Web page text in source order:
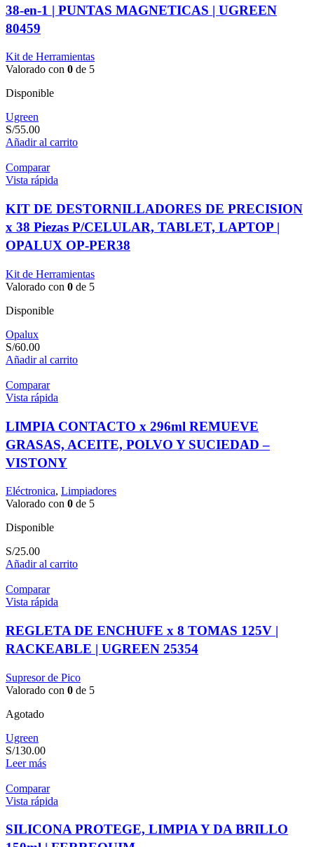
38-en-1 | PUNTAS MAGNETICAS | UGREEN
80459
Kit de Herramientas
Valorado con 0 de 5
Disponible
Ugreen
S/55.00
Añadir al carrito
Comparar
Vista rápida
KIT DE DESTORNILLADORES DE PRECISION
x 38 Piezas P/CELULAR, TABLET, LAPTOP |
OPALUX OP-PER38
Kit de Herramientas
Valorado con 0 de 5
Disponible
Opalux
S/60.00
Añadir al carrito
Comparar
Vista rápida
LIMPIA CONTACTO x 296ml REMUEVE
GRASAS, ACEITE, POLVO Y SUCIEDAD –
VISTONY
Eléctronica, Limpiadores
Valorado con 0 de 5
Disponible
S/25.00
Añadir al carrito
Comparar
Vista rápida
REGLETA DE ENCHUFE x 8 TOMAS 125V |
RACKEABLE | UGREEN 25354
Supresor de Pico
Valorado con 0 de 5
Agotado
Ugreen
S/130.00
Leer más
Comparar
Vista rápida
SILICONA PROTEGE, LIMPIA Y DA BRILLO